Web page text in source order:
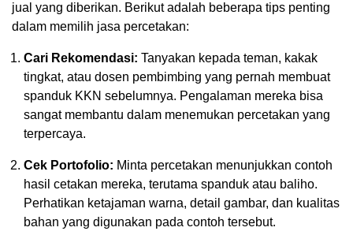
jual yang diberikan. Berikut adalah beberapa tips penting
dalam memilih jasa percetakan:
Cari Rekomendasi: Tanyakan kepada teman, kakak
tingkat, atau dosen pembimbing yang pernah membuat
spanduk KKN sebelumnya. Pengalaman mereka bisa
sangat membantu dalam menemukan percetakan yang
terpercaya.
Cek Portofolio: Minta percetakan menunjukkan contoh
hasil cetakan mereka, terutama spanduk atau baliho.
Perhatikan ketajaman warna, detail gambar, dan kualitas
bahan yang digunakan pada contoh tersebut.